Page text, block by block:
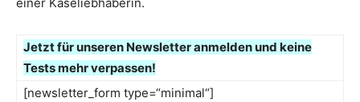
Jetzt für unseren Newsletter anmelden und keine
Tests mehr verpassen!
[newsletter_form type=“minimal“]